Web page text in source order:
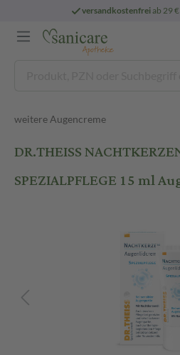
versandkostenfreiab 29
weitere Augencreme
DR.THEISS
SPEZIALPFLEGE 15 ml